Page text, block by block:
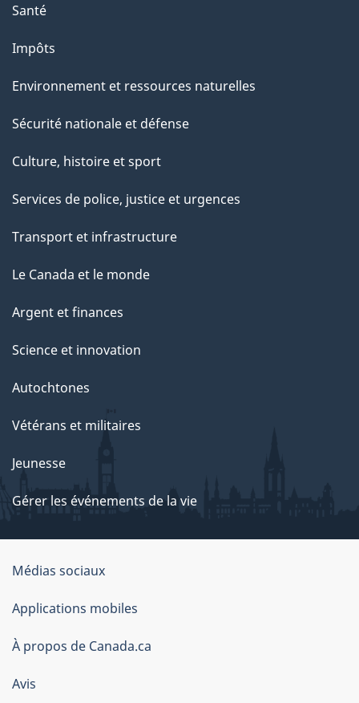
Santé
Impôts
Environnement et ressources naturelles
Sécurité nationale et défense
Culture, histoire et sport
Services de police, justice et urgences
Transport et infrastructure
Le Canada et le monde
Argent et finances
Science et innovation
Autochtones
Vétérans et militaires
Jeunesse
Gérer les événements de la vie
Organisation
du
gouvernement
du
Canada
Médias sociaux
Applications mobiles
À propos de Canada.ca
Avis